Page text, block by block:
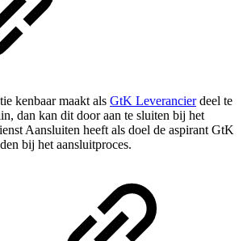
kenbaar maakt als GtK Leverancierdeel te
dan kan dit door aan te sluiten bij het
Aansluiten heeft als doel de aspirant GtK
bij het aansluitproces.